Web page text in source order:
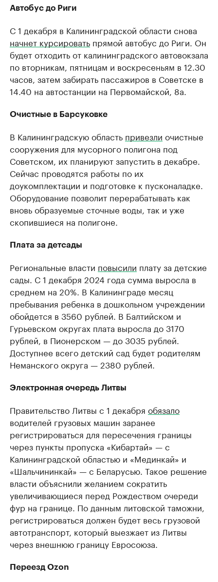
Автобус до Риги
С 1 декабря в Калининградской области снова
начнет курсировать прямой автобус до Риги. Он
будет отходить от калининградского автовокзала
по вторникам, пятницам и воскресеньям в 12.30
часов, затем забирать пассажиров в Советске в
14.40 на автостанции на Первомайской, 8а.
Очистные в Барсуковке
В Калининградскую область привезли очистные
сооружения для мусорного полигона под
Советском, их планируют запустить в декабре.
Сейчас проводятся работы по их
доукомплектации и подготовке к пусконаладке.
Оборудование позволит перерабатывать как
вновь образуемые сточные воды, так и уже
скопившиеся на полигоне.
Плата за детсады
Региональные власти повысили плату за детские
сады. С 1 декабря 2024 года сумма выросла в
среднем на 20%. В Калининграде месяц
пребывания ребенка в дошкольном учреждении
обойдется в 3560 рублей. В Балтийском и
Гурьевском округах плата выросла до 3170
рублей, в Пионерском — до 3035 рублей.
Доступнее всего детский сад будет родителям
Неманского округа — 2380 рублей.
Электронная очередь Литвы
Правительство Литвы с 1 декабря обязало
водителей грузовых машин заранее
регистрироваться для пересечения границы
через пункты пропуска «Кибартай» — с
Калининградской областью и «Мединкай» и
«Шальчининкай» — с Беларусью. Такое решение
власти объяснили желанием сократить
увеличивающиеся перед Рождеством очереди
фур на границе. По данным литовской таможни,
регистрироваться должен будет весь грузовой
автотранспорт, который выезжает из Литвы
через внешнюю границу Евросоюза.
Переезд Оzon